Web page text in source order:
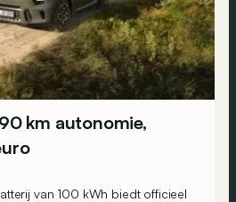
km autonomie,
van 100 kWh biedt officieel